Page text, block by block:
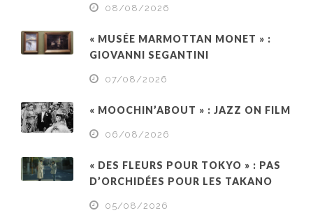
08/08/2026
« MUSÉE MARMOTTAN MONET » :
GIOVANNI SEGANTINI
07/08/2026
« MOOCHIN’ABOUT » : JAZZ ON FILM
06/08/2026
« DES FLEURS POUR TOKYO » : PAS
D’ORCHIDÉES POUR LES TAKANO
05/08/2026